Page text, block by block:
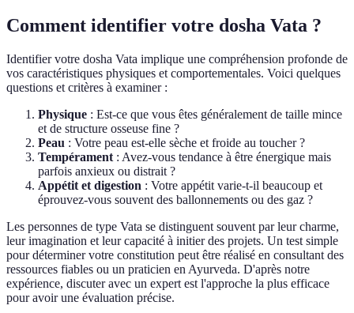
Comment identifier votre dosha Vata ?
Identifier votre dosha Vata implique une compréhension profonde de
vos caractéristiques physiques et comportementales. Voici quelques
questions et critères à examiner :
Physique : Est-ce que vous êtes généralement de taille mince
et de structure osseuse fine ?
Peau : Votre peau est-elle sèche et froide au toucher ?
Tempérament : Avez-vous tendance à être énergique mais
parfois anxieux ou distrait ?
Appétit et digestion : Votre appétit varie-t-il beaucoup et
éprouvez-vous souvent des ballonnements ou des gaz ?
Les personnes de type Vata se distinguent souvent par leur charme,
leur imagination et leur capacité à initier des projets. Un test simple
pour déterminer votre constitution peut être réalisé en consultant des
ressources fiables ou un praticien en Ayurveda. D'après notre
expérience, discuter avec un expert est l'approche la plus efficace
pour avoir une évaluation précise.